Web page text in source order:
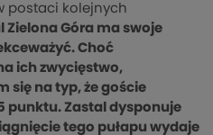
postaci kolejnych
Zielona Góra ma swoje
Choć
ich zwycięstwo,
się na typ, że goście
punktu. Zastal dysponuje
tego pułapu wydaje